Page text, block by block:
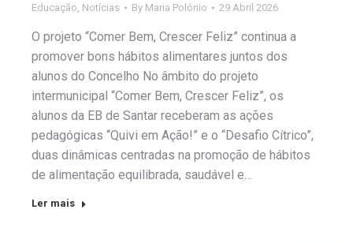
Educação Notícias By Maria Polónio 29 Abril 2026
O projeto “Comer Bem, Crescer Feliz” continua a
promover bons hábitos alimentares juntos dos
alunos do Concelho No âmbito do projeto
intermunicipal “Comer Bem, Crescer Feliz”, os
alunos da EB de Santar receberam as ações
pedagógicas “Quivi em Ação!” e o “Desafio Cítrico”,
duas dinâmicas centradas na promoção de hábitos
de alimentação equilibrada, saudável e…
Ler mais